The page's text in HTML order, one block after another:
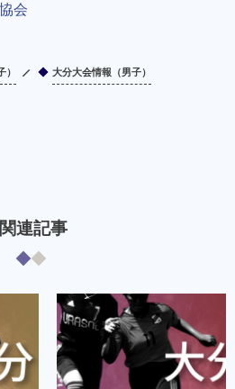
会
大分大会情報（男子）
関連記事